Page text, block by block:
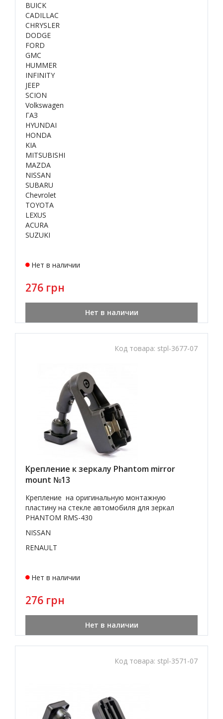
BUICK
CADILLAC
CHRYSLER
DODGE
FORD
GMC
HUMMER
INFINITY
JEEP
SCION
Volkswagen
ГАЗ
HYUNDAI
HONDA
KIA
MITSUBISHI
MAZDA
NISSAN
SUBARU
Chevrolet
TOYOTA
LEXUS
ACURA
SUZUKI
Нет в наличии
276 грн
Нет в наличии
Код товара: stpl-3677-07
Крепление к зеркалу Phantom mirror
mount №13
Крепление на оригинальную монтажную
пластину на стекле автомобиля для зеркал
PHANTOM RMS-430
NISSAN
RENAULT
Нет в наличии
276 грн
Нет в наличии
Код товара: stpl-3571-07